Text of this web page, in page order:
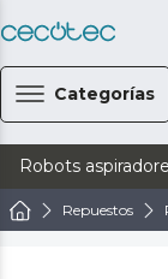
Categorías
Robots
Repuestos